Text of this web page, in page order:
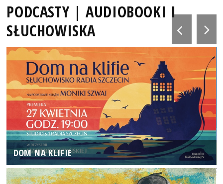
PODCASTY | AUDIOBOOKI I
SŁUCHOWISKA
DOM NA KLIFIE